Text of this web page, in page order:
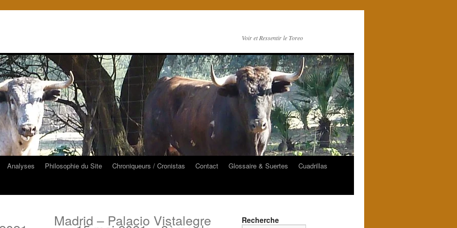
Voir et Ressentir le Toreo
Analyses Philosophie du Site Chroniqueurs / Cronistas Contact Glossaire & Suertes
Cuadrillas
Madrid – Palacio Vistalegre Recherche